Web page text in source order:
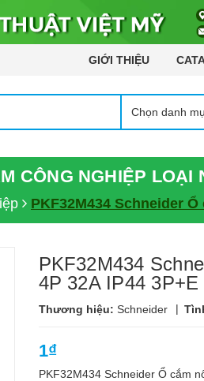
GIỚI THIỆU
Chọn danh
CÔNG NGHIỆP LOẠI
PKF32M434 Schneider
PKF32M434
4P 32A IP44 3P+E
Thương hiệu: Schneider |
1₫
PKF32M434 Schneider Ổ cắm